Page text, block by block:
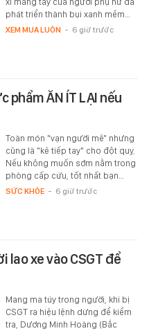
phát triển thành bụi xanh mềm…
XEM MUA LUÔN - 6 giờ trước
phẩm ĂN ÍT LẠI nếu
Toàn món "vạn người mê" nhưng
cũng là "kẻ tiếp tay" cho đột quỵ.
Nếu không muốn sớm nằm trong
phòng cấp cứu, tốt nhất bạn…
SỨC KHỎE - 6 giờ trước
lao xe vào CSGT để
Mang ma túy trong người, khi bị
CSGT ra hiệu lệnh dừng để kiểm
tra, Dương Minh Hoàng (Bắc